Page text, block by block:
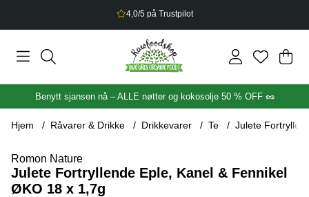
2,5% bonus på alt du handler
.
Benytt sjansen nå – ALLE nøtter og kokosolje 50 % OFF 🥜
Hjem Råvarer & Drikke Drikkevarer Te Julete
Romon Nature
Julete Fortryllende Eple, Kanel & Fennikel
ØKO 18 x 1,7g